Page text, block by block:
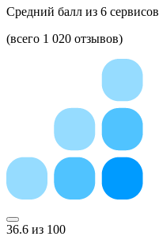
Средний балл из 6 сервисов
(всего 1 020 отзывов)
36.6 из 100